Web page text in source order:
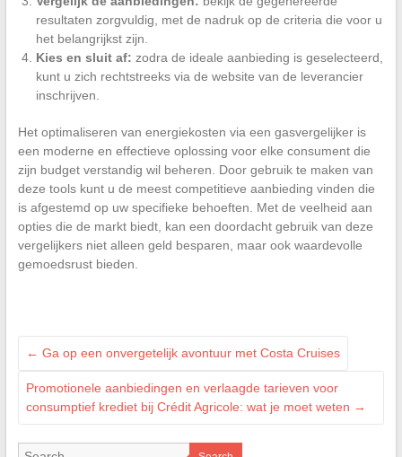
resultaten zorgvuldig, met de nadruk op de criteria die voor u
het belangrijkst zijn.
Kies en sluit af: zodra de ideale aanbieding is geselecteerd,
kunt u zich rechtstreeks via de website van de leverancier
inschrijven.
Het optimaliseren van energiekosten via een gasvergelijker is
een moderne en effectieve oplossing voor elke consument die
zijn budget verstandig wil beheren. Door gebruik te maken van
deze tools kunt u de meest competitieve aanbieding vinden die
is afgestemd op uw specifieke behoeften. Met de veelheid aan
opties die de markt biedt, kan een doordacht gebruik van deze
vergelijkers niet alleen geld besparen, maar ook waardevolle
gemoedsrust bieden.
← Ga op een onvergetelijk avontuur met Costa Cruises
Promotionele aanbiedingen en verlaagde tarieven voor
consumptief krediet bij Crédit Agricole: wat je moet weten →